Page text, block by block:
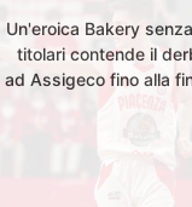
Un'eroica Bakery
titolari contende il
ad Assigeco fino alla